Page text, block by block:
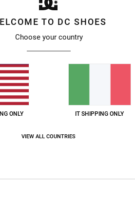
Lea9. luglio 2026
Eccellente
Mostra originale - Français
Comfort
Rapporto qualità-prezzo: 5/5
TO DC SHOES
Choose your country
ONLY IT SHIPPING ONLY
VIEW ALL COUNTRIES